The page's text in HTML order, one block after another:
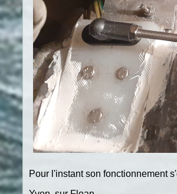
Pour l'instant son fonctionnement